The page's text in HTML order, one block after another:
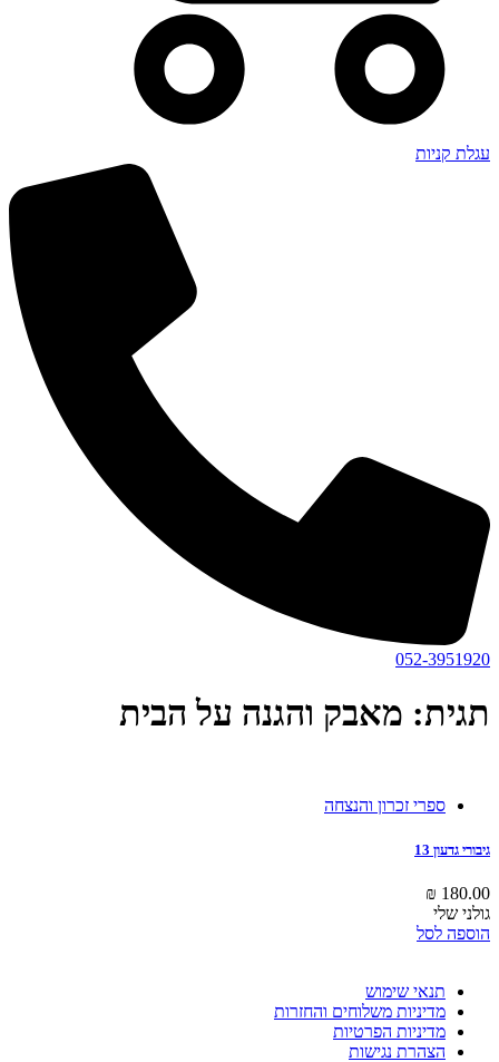
עגלת קניות
052-3951920
תגית: מאבק והגנה על הבית
ספרי זכרון והנצחה
גיבורי גדעון 13
180.00
₪
גולני שלי
הוספה לסל
תנאי שימוש
מדיניות משלוחים והחזרות
מדיניות הפרטיות
הצהרת נגישות